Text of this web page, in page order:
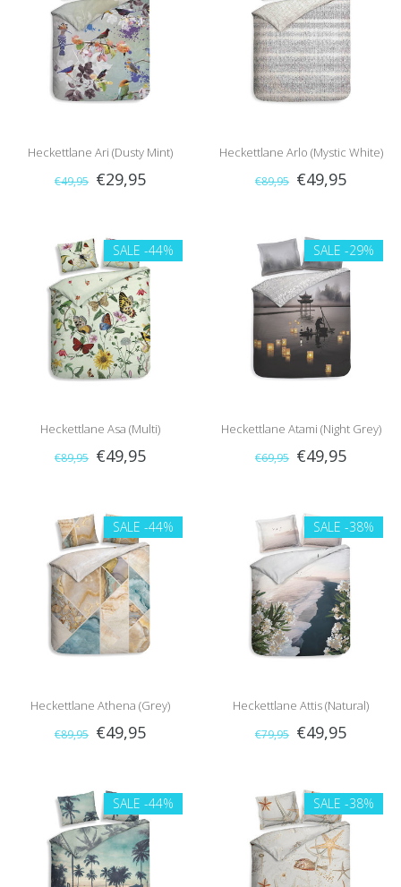
Heckettlane Ari (Dusty Mint)
€49,95 €29,95
Heckettlane Arlo (Mystic White)
€89,95 €49,95
SALE -44%
Heckettlane Asa (Multi)
€89,95 €49,95
SALE -29%
Heckettlane Atami (Night Grey)
€69,95 €49,95
SALE -44%
Heckettlane Athena (Grey)
€89,95 €49,95
SALE -38%
Heckettlane Attis (Natural)
€79,95 €49,95
SALE -44% SALE -38%